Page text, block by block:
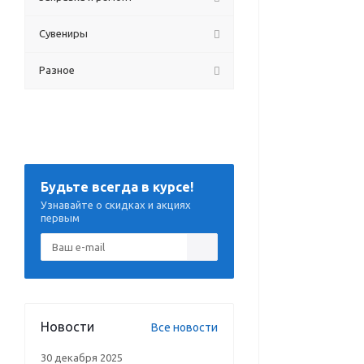
Сувениры
Разное
Будьте всегда в курсе!
Узнавайте о скидках и акциях
первым
Новости Все новости
30 декабря 2025